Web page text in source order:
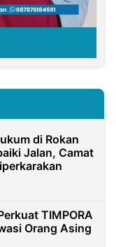
di Rokan
Jalan, Camat
TIMPORA
Orang Asing